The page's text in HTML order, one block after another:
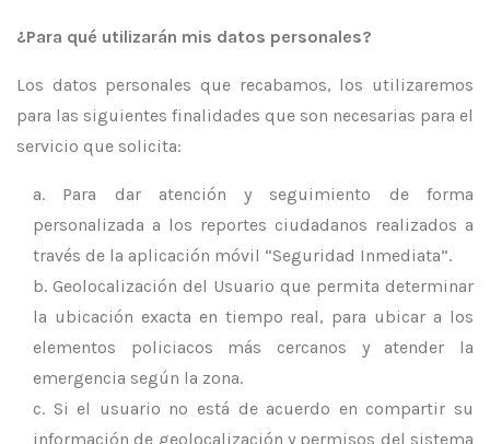
¿Para qué utilizarán mis datos personales?
Los datos personales que recabamos, los utilizaremos
para las siguientes finalidades que son necesarias para el
servicio que solicita:
Para dar atención y seguimiento de forma
personalizada a los reportes ciudadanos realizados a
través de la aplicación móvil “Seguridad Inmediata”.
Geolocalización del Usuario que permita determinar
la ubicación exacta en tiempo real, para ubicar a los
elementos policiacos más cercanos y atender la
emergencia según la zona.
Si el usuario no está de acuerdo en compartir su
información de geolocalización y permisos del sistema